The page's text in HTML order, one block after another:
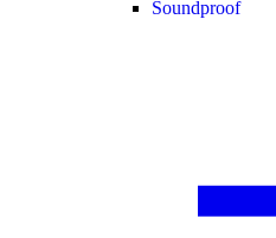
Soundproof